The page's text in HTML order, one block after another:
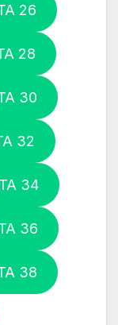
26
28
30
32
34
36
38